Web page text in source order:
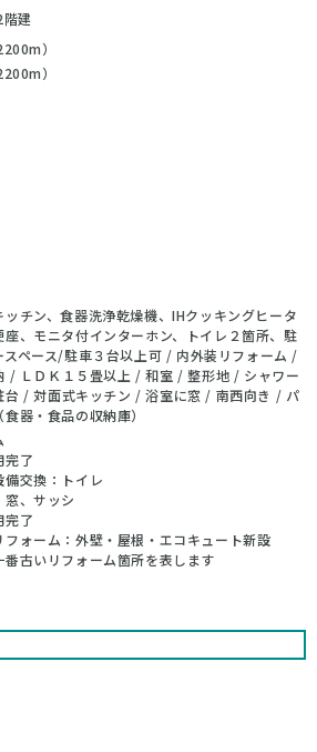
建
）
）
ッチン、食器洗浄乾燥機、IHクッキングヒータ
座、モニタ付インターホン、トイレ２箇所、駐
スペース/駐車３台以上可 / 内外装リフォーム /
/ ＬＤＫ１５畳以上 / 和室 / 整形地 / シャワー
台 / 対面式キッチン / 浴室に窓 / 南西向き / パ
器・食品の収納庫）
完了
交換：トイレ
、サッシ
完了
ォーム：外壁・屋根・エコキュート新設
古いリフォーム箇所を表します